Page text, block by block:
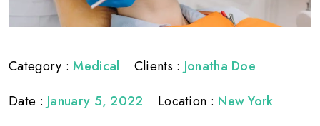
Category : Medical Clients : Jonatha Doe
Date : January 5, 2022 Location : New York